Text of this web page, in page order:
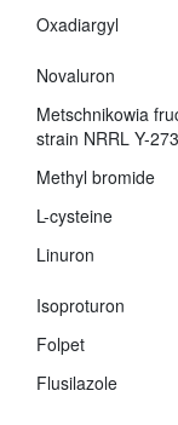
Oxadiargyl
Novaluron
Metschnikowia
strain NRRL Y-
Methyl bromide
L-cysteine
Linuron
Isoproturon
Folpet
Flusilazole